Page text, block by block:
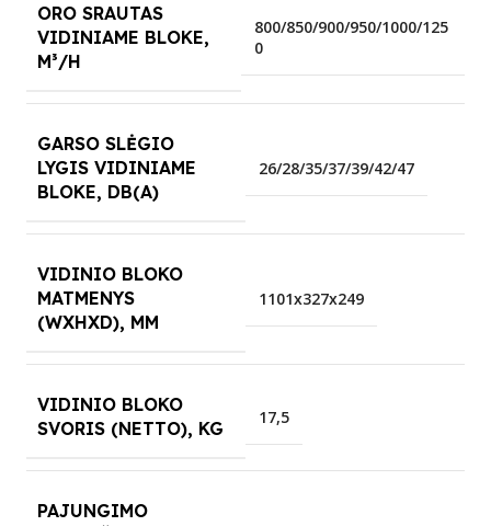
ORO SRAUTAS
VIDINIAME BLOKE,
M³/H
800/850/900/950/1000/125
0
GARSO SLĖGIO
LYGIS VIDINIAME
BLOKE, DB(A)
26/28/35/37/39/42/47
VIDINIO BLOKO
MATMENYS
(WXHXD), MM
1101x327x249
VIDINIO BLOKO
SVORIS (NETTO), KG
17,5
PAJUNGIMO